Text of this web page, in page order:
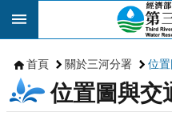
跳到主要內容區塊
首頁 關於三河分署 位
位置圖與交